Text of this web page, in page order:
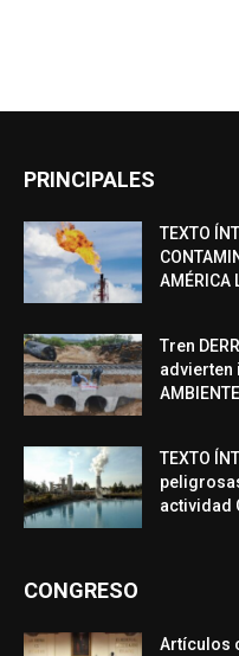
PRINCIPALES
TEXTO
AMÉRICA
Tren
advierten
AMBIENTE
TEXTO
actividad
CONGRESO
Artículos